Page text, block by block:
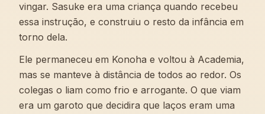
vingar. Sasuke era uma criança quando recebeu
essa instrução, e construiu o resto da infância em
torno dela.
Ele permaneceu em Konoha e voltou à Academia,
mas se manteve à distância de todos ao redor. Os
colegas o liam como frio e arrogante. O que viam
era um garoto que decidira que laços eram uma